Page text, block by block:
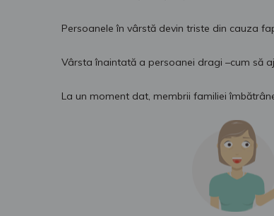
Persoanele în vârstă devin triste din cauza
Vârsta înaintată a persoanei dragi –cum să
La un moment dat, membrii familiei